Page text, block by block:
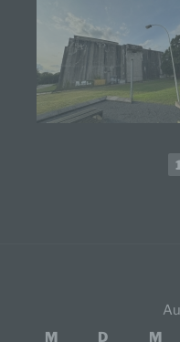
M
D M
Pseudonymisierung
personenbezogener
welche die
Hinzuziehung
mehr einer
zugeordnet werden
Maßnahmen
Verantwortlicher